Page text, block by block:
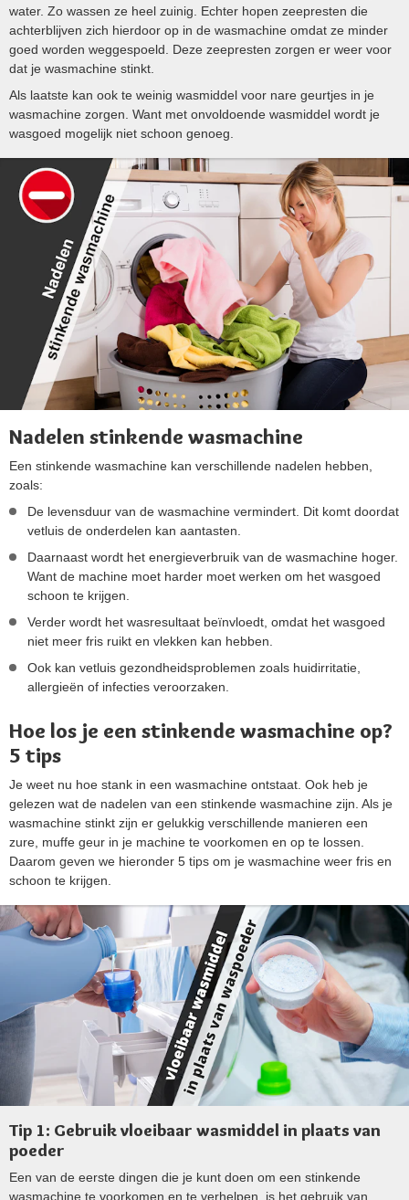
water. Zo wassen ze heel zuinig. Echter hopen zeepresten die
achterblijven zich hierdoor op in de wasmachine omdat ze minder
goed worden weggespoeld. Deze zeepresten zorgen er weer voor
dat je wasmachine stinkt.
Als laatste kan ook te weinig wasmiddel voor nare geurtjes in je
wasmachine zorgen. Want met onvoldoende wasmiddel wordt je
wasgoed mogelijk niet schoon genoeg.
Nadelen stinkende wasmachine
Een stinkende wasmachine kan verschillende nadelen hebben,
zoals:
De levensduur van de wasmachine vermindert. Dit komt doordat
vetluis de onderdelen kan aantasten.
Daarnaast wordt het energieverbruik van de wasmachine hoger.
Want de machine moet harder moet werken om het wasgoed
schoon te krijgen.
Verder wordt het wasresultaat beïnvloedt, omdat het wasgoed
niet meer fris ruikt en vlekken kan hebben.
Ook kan vetluis gezondheidsproblemen zoals huidirritatie,
allergieën of infecties veroorzaken.
Hoe los je een stinkende wasmachine op?
5 tips
Je weet nu hoe stank in een wasmachine ontstaat. Ook heb je
gelezen wat de nadelen van een stinkende wasmachine zijn. Als je
wasmachine stinkt zijn er gelukkig verschillende manieren een
zure, muffe geur in je machine te voorkomen en op te lossen.
Daarom geven we hieronder 5 tips om je wasmachine weer fris en
schoon te krijgen.
Tip 1: Gebruik vloeibaar wasmiddel in plaats van
poeder
Een van de eerste dingen die je kunt doen om een stinkende
wasmachine te voorkomen en te verhelpen, is het gebruik van